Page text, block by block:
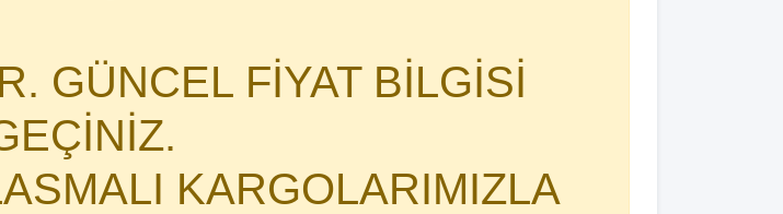
GÜNCEL FİYAT BİLGİSİ
KARGOLARIMIZLA